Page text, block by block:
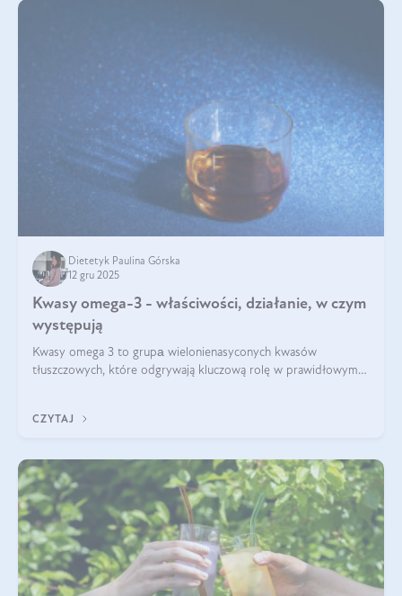
Dietetyk Paulina Górska
12 gru 2025
Kwasy omega-3 - właściwości, działanie, w czym
występują
Kwasy omega 3 to grupа wielonienasyconych kwasów
tłuszczowych, które odgrywają kluczową rolę w prawidłowym
CZYTAJ